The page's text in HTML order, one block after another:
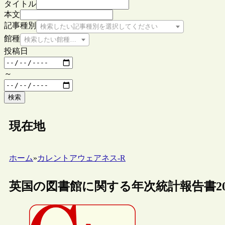
タイトル
本文
記事種別
検索したい記事種別を選択してください
館種 検索したい館種を選択してください
投稿日
～
検索
現在地
ホーム»カレントアウェアネス-R
英国の図書館に関する年次統計報告書